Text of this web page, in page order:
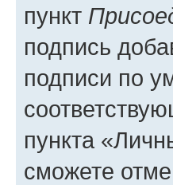
пункт
подпись
подписи по
пункта
сможете